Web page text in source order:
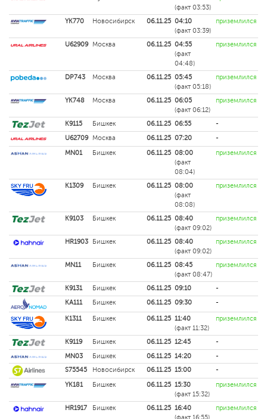
(факт 03:53)
YK770 Новосибирск 06.11.25 04:10
(факт 03:39)
приземлился
U62909 Москва 06.11.25 04:55
(факт
04:48)
приземлился
DP743 Москва 06.11.25 05:45
(факт 05:18)
приземлился
YK748 Москва 06.11.25 06:05
(факт 06:12)
приземлился
K9115 Бишкек 06.11.25 06:55
-
U62709 Москва 06.11.25 07:20
-
MN01
Бишкек 06.11.25 08:00
(факт
08:04)
приземлился
K1309 Бишкек 06.11.25 08:00
(факт
08:08)
приземлился
K9103 Бишкек 06.11.25 08:40
(факт 09:02)
приземлился
HR1903 Бишкек 06.11.25 08:40
(факт 09:02)
приземлился
MN11 Бишкек 06.11.25 08:45
(факт 08:47)
приземлился
K9131 Бишкек 06.11.25 09:10
-
KA111
Бишкек 06.11.25 09:30 -
K1311 Бишкек 06.11.25 11:40
(факт 11:32)
приземлился
K9119 Бишкек 06.11.25 12:45
-
MN03
Бишкек 06.11.25 14:20
-
S75545
Новосибирск 06.11.25 15:00
-
YK181
Бишкек 06.11.25 15:30
(факт 15:32)
приземлился
HR1917 Бишкек 06.11.25 16:40
приземлился